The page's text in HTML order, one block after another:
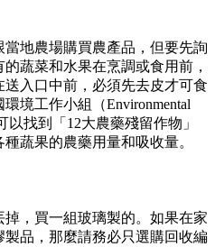
地農場購買農產品，但要先詢
蔬菜和水果在烹調或食用前，
入口中前，必須先去皮才可食
境工作小組（Environmental
以找到「12大農藥殘留作物」
蔬果的農藥用量和吸收量。
，買一組玻璃製的。如果在家
品，那麼請務必只選購回收編